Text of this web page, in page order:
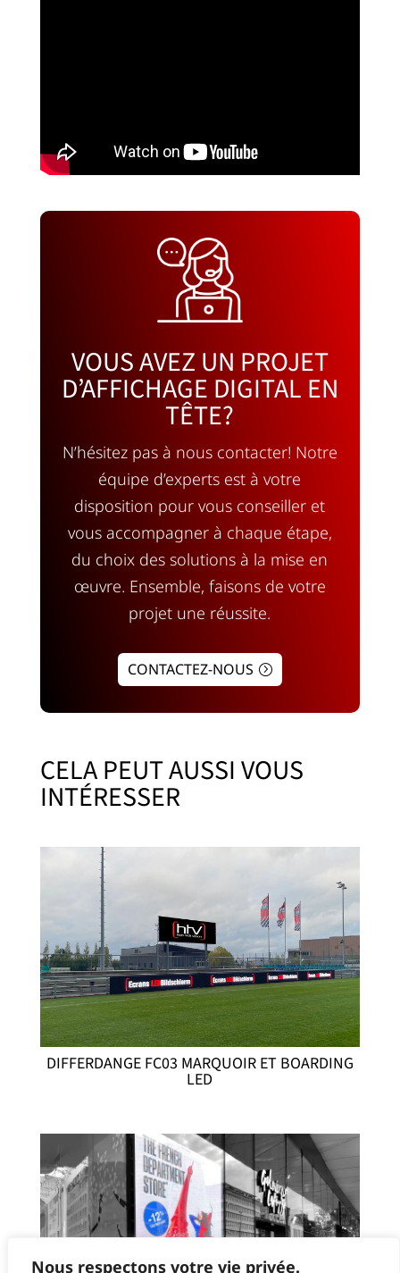
Nous respectons votre vie privée.
VOUS AVEZ UN PROJET
D’AFFICHAGE DIGITAL EN
TÊTE?
N’hésitez pas à nous contacter! Notre
équipe d’experts est à votre
disposition pour vous conseiller et
vous accompagner à chaque étape,
du choix des solutions à la mise en
œuvre. Ensemble, faisons de votre
projet une réussite.
CONTACTEZ-NOUS
CELA PEUT AUSSI VOUS
INTÉRESSER
DIFFERDANGE FC03 MARQUOIR ET BOARDING
LED